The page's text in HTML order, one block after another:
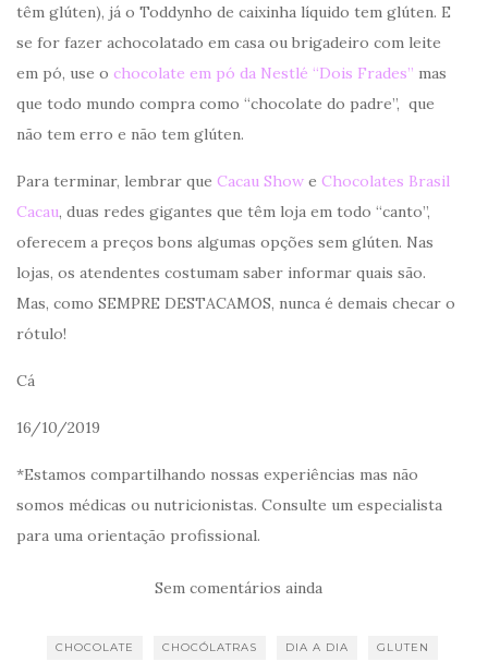
têm glúten), já o Toddynho de caixinha líquido tem glúten. E
se for fazer achocolatado em casa ou brigadeiro com leite
em pó, use o chocolate em pó da Nestlé “Dois Frades” mas
que todo mundo compra como “chocolate do padre”, que
não tem erro e não tem glúten.
Para terminar, lembrar que Cacau Show e Chocolates Brasil
Cacau, duas redes gigantes que têm loja em todo “canto”,
oferecem a preços bons algumas opções sem glúten. Nas
lojas, os atendentes costumam saber informar quais são.
Mas, como SEMPRE DESTACAMOS, nunca é demais checar o
rótulo!
Cá
16/10/2019
*Estamos compartilhando nossas experiências mas não
somos médicas ou nutricionistas. Consulte um especialista
para uma orientação profissional.
Sem comentários ainda
CHOCOLATE CHOCÓLATRAS DIA A DIA GLUTEN